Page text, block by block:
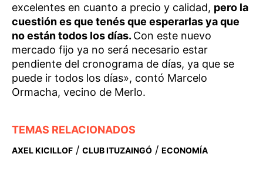
excelentes en cuanto a precio y calidad, pero la
cuestión es que tenés que esperarlas ya que
no están todos los días. Con este nuevo
mercado fijo ya no será necesario estar
pendiente del cronograma de días, ya que se
puede ir todos los días», contó Marcelo
Ormacha, vecino de Merlo.
TEMAS RELACIONADOS
AXEL KICILLOF / CLUB ITUZAINGÓ / ECONOMÍA